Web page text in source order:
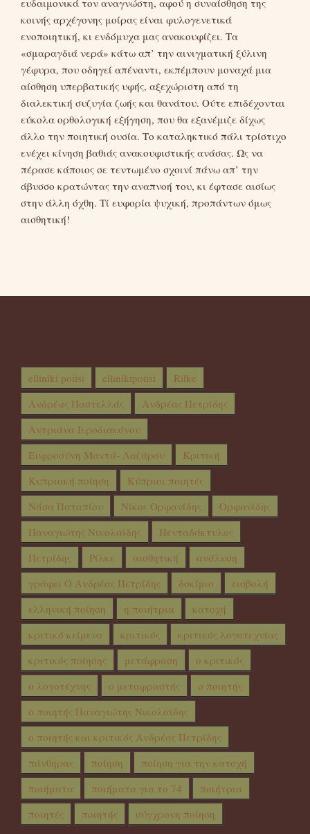
κοινής αρχέγονης μοίρας είναι φυλογενετικά
ενοποιητική, κι ενδόμυχα μας ανακουφίζει. Τα
«σμαραγδιά νερά» κάτω απ’ την αινιγματική ξύλινη
γέφυρα, που οδηγεί απέναντι, εκπέμπουν μοναχά μια
αίσθηση υπερβατικής υφής, αξεχώριστη από τη
διαλεκτική συζυγία ζωής και θανάτου. Ούτε επιδέχονται
εύκολα ορθολογική εξήγηση, που θα εξανέμιζε δίχως
άλλο την ποιητική ουσία. Το καταληκτικό πάλι τρίστιχο
ενέχει κίνηση βαθιάς ανακουφιστικής ανάσας. Ως να
πέρασε κάποιος σε τεντωμένο σχοινί πάνω απ’ την
άβυσσο κρατώντας την αναπνοή του, κι έφτασε αισίως
στην άλλη όχθη. Τί ευφορία ψυχική, προπάντων όμως
αισθητική!
elliniki poiisi ellinikipoiisi
Rilke
Ανδρέας Παστελλάς
Ανδρέας Πετρίδης
Αντριάνα Ιεροδιακόνου
Ευφροσύνη Μαντά- Λαζάρου
Κριτική
Κυπριακή ποίηση
Κύπριοι ποιητές
Νάσα Παταπίου
Νίκος Ορφανίδης
Ορφανίδης
Παναγιώτης Νικολαϊδης
Πενταδάκτυλος
Πετρίδης
Ρίλκε αισθητική
ανάλυση
γράφει Ο Ανδρέας Πετρίδης
δοκίμιο
εισβολή
ελληνική ποίηση
η ποιήτρια
κατοχή
κριτικό κείμενο
κριτικός
κριτικός λογοτεχνίας
κριτικός ποίησης
μετάφραση
ο κριτικός
ο λογοτέχνης
ο μεταφραστής
ο ποιητής
ο ποιητής Παναγιώτης Νικολαϊδης
ο ποιητής και κριτικός Ανδρέας Πετρίδης
πάνθηρας
ποίηση
ποίηση για την κατοχή
ποιήματα
ποιήματα για το 74
ποιήτρια
ποιητές
ποιητής σύγχρονη ποίηση